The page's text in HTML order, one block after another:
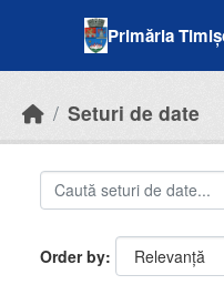
Primăria
Seturi de date
Order by